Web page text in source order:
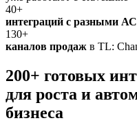
40+
интеграций с разными
130+
каналов продаж в TL:
200+ готовых
для роста и
бизнеса